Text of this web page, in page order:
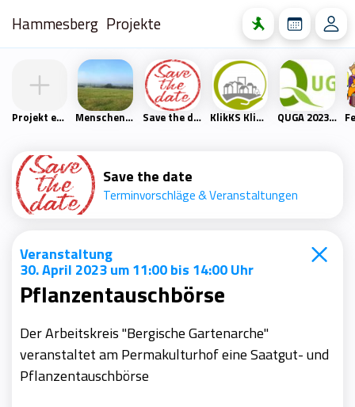
Hammesberg Projekte
Projekt erstellen Menschen- und Naturfreunde Scharpenacken Save the date KlikKS Klimaschutzprojekt QUGA 2023 – Quartiersgartenschau Heckinghausen
Save the date
Terminvorschläge & Veranstaltungen
Veranstaltung
30. April 2023 um 11:00 bis 14:00 Uhr
Pflanzentauschbörse
Der Arbeitskreis "Bergische Gartenarche"
veranstaltet am Permakulturhof eine Saatgut- und
Pflanzentauschbörse